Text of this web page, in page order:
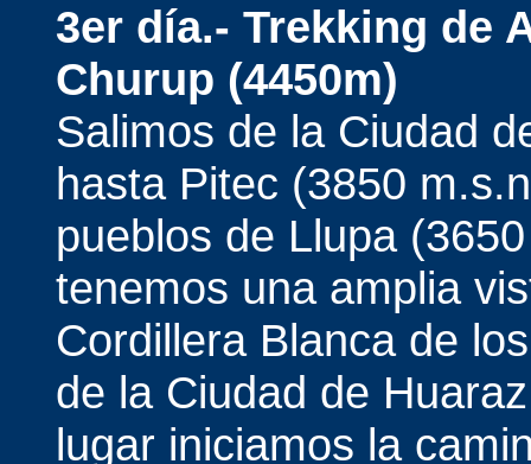
3er día.- Trekking de
Churup (4450m)
Salimos de la Ciudad
hasta Pitec (3850
pueblos de Llupa
tenemos una amplia
Cordillera Blanca de
de la Ciudad de
lugar iniciamos la